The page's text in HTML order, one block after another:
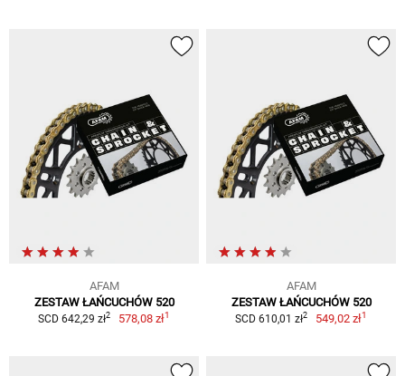
AFAM
ZESTAW ŁAŃCUCHÓW 520
SCD 642,29 zł2 578,08 zł1
AFAM
ZESTAW ŁAŃCUCHÓW 520
SCD 610,01 zł2 549,02 zł1